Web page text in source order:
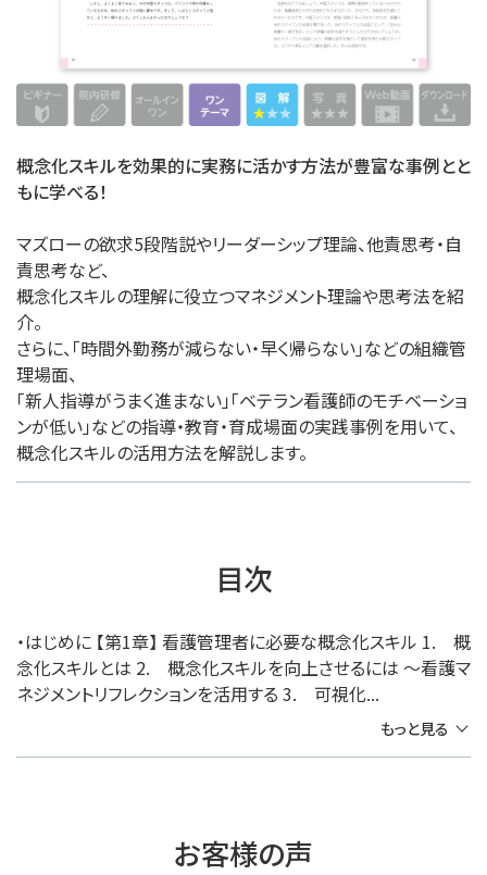
概念化スキルを効果的に実務に活かす方法が豊富な事例とと
もに学べる！
マズローの欲求5段階説やリーダーシップ理論、他責思考・自
責思考など、
概念化スキルの理解に役立つマネジメント理論や思考法を紹
介。
さらに、「時間外勤務が減らない・早く帰らない」などの組織管
理場面、
「新人指導がうまく進まない」「ベテラン看護師のモチベーショ
ンが低い」などの指導・教育・育成場面の実践事例を用いて、
概念化スキルの活用方法を解説します。
目次
・はじめに 【第1章】 看護管理者に必要な概念化スキル 1. 概
念化スキルとは 2. 概念化スキルを向上させるには ～看護マ
ネジメントリフレクションを活用する 3. 可視化...
もっと見る
お客様の声